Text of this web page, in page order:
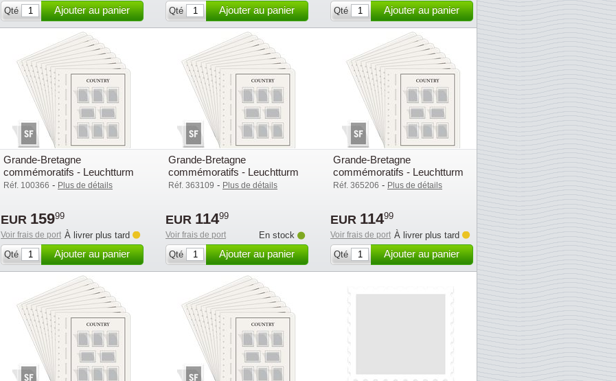
Qté
Ajouter au panier
Qté
Ajouter au panier
Qté
Ajouter au panier
Grande-Bretagne
commémoratifs - Leuchtturm
feuilles compl. avec poch. (SF)
Réf. 100366 - Plus de détails
EUR 15999
Voir frais de port À livrer plus tard
Qté
Ajouter au panier
Grande-Bretagne
commémoratifs - Leuchtturm
feuilles compl. avec poch. (SF)
Réf. 363109 - Plus de détails
EUR 11499
Voir frais de port
En stock
Qté
Ajouter au panier
Grande-Bretagne
commémoratifs - Leuchtturm
feuilles compl. avec poch. (SF)
Réf. 365206 - Plus de détails
EUR 11499
Voir frais de port À livrer plus tard
Qté
Ajouter au panier